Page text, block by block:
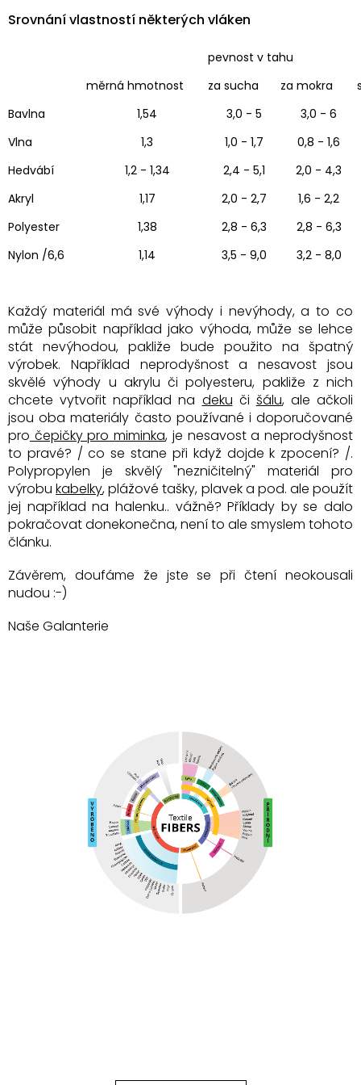
Srovnání vlastností některých vláken
pevnost v tahu
měrná hmotnost
za sucha za mokra
Bavlna
1,54 3,0 - 5
3,0 - 6
Vlna
1,3 1,0 - 1,7
0,8 - 1,6
Hedvábí
1,2 - 1,34 2,4 - 5,1
2,0 - 4,3
Akryl
1,17 2,0 - 2,7
1,6 - 2,2
Polyester
1,38 2,8 - 6,3
2,8 - 6,3
Nylon /6,6
1,14 3,5 - 9,0 3,2 - 8,0
Každý materiál má své výhody i nevýhody, a to co
může působit například jako výhoda, může se lehce
stát nevýhodou, pakliže bude použito na špatný
výrobek. Například neprodyšnost a nesavost jsou
skvělé výhody u akrylu či polyesteru, pakliže z nich
chcete vytvořit například na deku či šálu, ale ačkoli
jsou oba materiály často používané i doporučované
pro čepičky pro miminka, je nesavost a neprodyšnost
to pravé? / co se stane při když dojde k zpocení? /.
Polypropylen je skvělý "nezničitelný" materiál pro
výrobukabelky, plážové tašky, plavek a pod. ale použít
jej například na halenku.. vážně? Příklady by se dalo
pokračovat donekonečna, není to ale smyslem tohoto
článku.
Závěrem, doufáme že jste se při čtení neokousali
nudou :-)
Naše Galanterie